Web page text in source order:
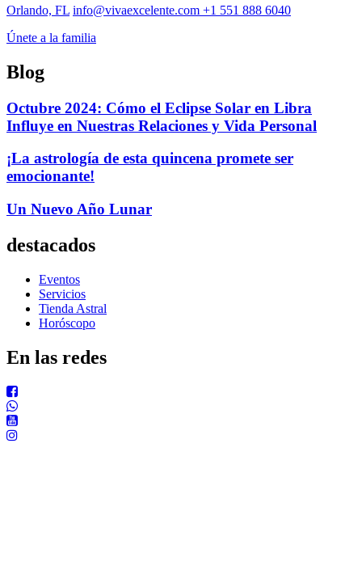
Orlando, FL info@vivaexcelente.com +1 551 888 6040
Únete a la familia
Blog
Octubre 2024: Cómo el Eclipse Solar en Libra
Influye en Nuestras Relaciones y Vida Personal
¡La astrología de esta quincena promete ser
emocionante!
Un Nuevo Año Lunar
destacados
Eventos
Servicios
Tienda Astral
Horóscopo
En las redes